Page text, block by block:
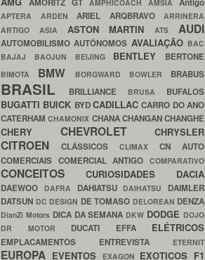
AMORITZ GT AMPHICOACH AMSIA Antigo
APTERA ARDEN ARIEL ARQBRAVO ARRINERA
ARTIGO ASIA ASTON MARTINATS AUDI
AUTOMOBILISMOAUTÔNOMOS AVALIAÇÃO BAC
BAJAJ BAOJUN BEIJING BENTLEY BERTONE
BIMOTA BMW BORGWARD BOWLER BRABUS
BRASIL BRILLIANCE BRUSA BUFALOS
BUGATTI BUICK BYDCADILLACCARRO DO ANO
CATERHAMCHAMONIX CHANACHANGANCHANGHE
CHERY CHEVROLET CHRYSLER
CITROEN CLÁSSICOS CLIMAX CN AUTO
COMERCIAIS COMERCIAL ANTIGOCOMPARATIVO
CONCEITOS CURIOSIDADES DACIA
DAEWOO DAFRA DAHIATSU DAIHATSU DAIMLER
DATSUN DC DESIGN DE TOMASO DELOREAN DENZA
DianZi Motors DICA DA SEMANA DKW DODGE DOJO
DR MOTOR DUCATI EFFA ELÉTRICOS
EMPLACAMENTOS ENTREVISTA ETERNIT
EUROPA EVENTOS EXAGON EXOTICOS F1